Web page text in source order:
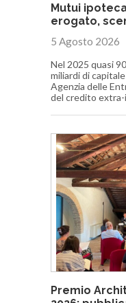
Mutui
erogato,
5 Agosto 2026
Nel 2025 quasi
miliardi di
Agenzia delle
del credito extra-
Premio